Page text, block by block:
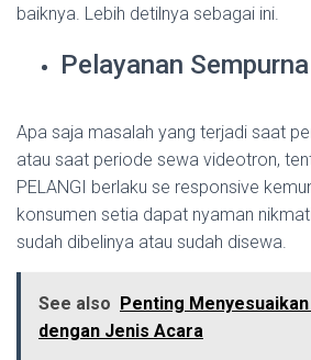
baiknya. Lebih detilnya sebagai ini.
Pelayanan Sempurna
Apa saja masalah yang terjadi saat
atau saat periode sewa videotron,
PELANGI berlaku se responsive
konsumen setia dapat nyaman
sudah dibelinya atau sudah disewa.
See also Penting
dengan Jenis Acara